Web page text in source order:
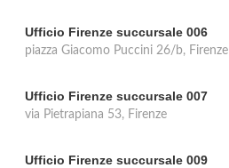
Ufficio Firenze succursale 006
piazza Giacomo Puccini 26/b, Firenze
Ufficio Firenze succursale 007
via Pietrapiana 53, Firenze
Ufficio Firenze succursale 009